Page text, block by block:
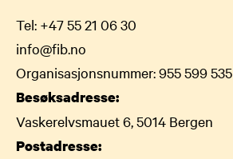
Tel: +47 55 21 06 30
info@fib.no
Organisasjonsnummer: 955 599 535
Besøksadresse:
Vaskerelvsmauet 6, 5014 Bergen
Postadresse: